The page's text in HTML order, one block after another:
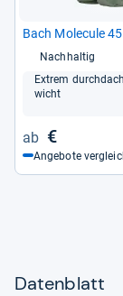
Bach Mole­cule 45
Nachhaltig
Extrem
wicht
€
Angebote
Datenblatt